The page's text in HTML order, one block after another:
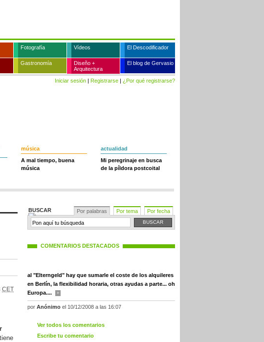
Fotografía Vídeos El Descodificador
Gastronomía
Diseño +
Arquitectura
El blog de Gervasio
Iniciar sesión | Registrarse | ¿Por qué registrarse?
música
A mal tiempo, buena
música
actualidad
Mi peregrinaje en busca
de la píldora postcoital
CET
BUSCAR Por palabras Por tema Por fecha
COMENTARIOS DESTACADOS
al "Elterngeld" hay que sumarle el coste de los alquileres
en Berlín, la flexibilidad horaria, otras ayudas a parte... oh
Europa....
+
por Anónimo el 10/12/2008 a las 16:07
Ver todos los comentarios
Escribe tu comentario